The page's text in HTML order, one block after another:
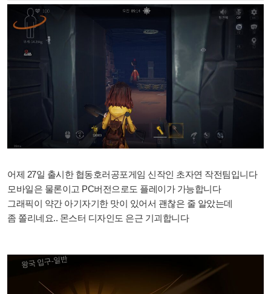
어제 27일 출시한 협동호러공포게임 신작인 초자연 작전팀입니다
모바일은 물론이고 PC버전으로도 플레이가 가능합니다
그래픽이 약간 아기자기한 맛이 있어서 괜찮은 줄 알았는데
좀 쫄리네요.. 몬스터 디자인도 은근 기괴합니다